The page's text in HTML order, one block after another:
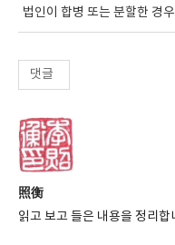
법인이 합병 또는 분할한 경
댓글
照衡
읽고 보고 들은 내용을 정리합